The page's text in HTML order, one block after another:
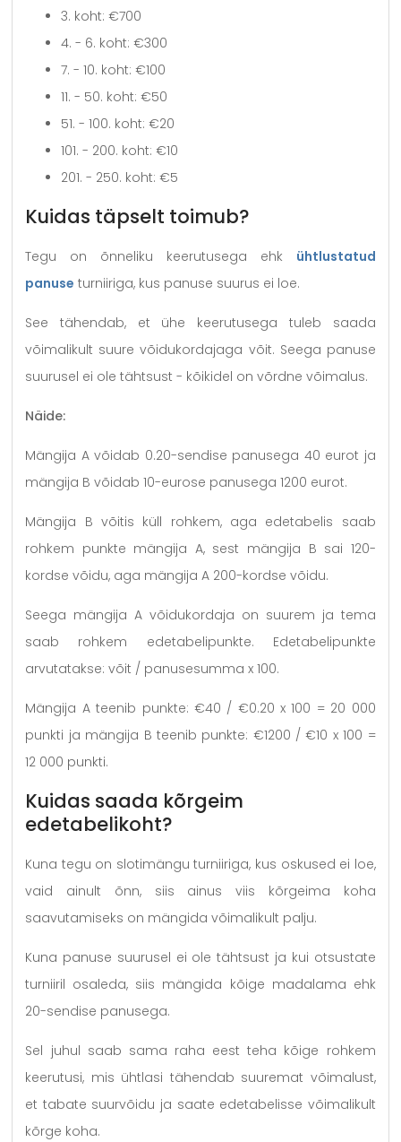
3. koht: €700
4. - 6. koht: €300
7. - 10. koht: €100
11. - 50. koht: €50
51. - 100. koht: €20
101. - 200. koht: €10
201. - 250. koht: €5
Kuidas täpselt toimub?
Tegu on õnneliku keerutusega ehk ühtlustatud
panuse turniiriga, kus panuse suurus ei loe.
See tähendab, et ühe keerutusega tuleb saada
võimalikult suure võidukordajaga võit. Seega panuse
suurusel ei ole tähtsust - kõikidel on võrdne võimalus.
Näide:
Mängija A võidab 0.20-sendise panusega 40 eurot ja
mängija B võidab 10-eurose panusega 1200 eurot.
Mängija B võitis küll rohkem, aga edetabelis saab
rohkem punkte mängija A, sest mängija B sai 120-
kordse võidu, aga mängija A 200-kordse võidu.
Seega mängija A võidukordaja on suurem ja tema
saab rohkem edetabelipunkte. Edetabelipunkte
arvutatakse: võit / panusesumma x 100.
Mängija A teenib punkte: €40 / €0.20 x 100 = 20 000
punkti ja mängija B teenib punkte: €1200 / €10 x 100 =
12 000 punkti.
Kuidas saada kõrgeim
edetabelikoht?
Kuna tegu on slotimängu turniiriga, kus oskused ei loe,
vaid ainult õnn, siis ainus viis kõrgeima koha
saavutamiseks on mängida võimalikult palju.
Kuna panuse suurusel ei ole tähtsust ja kui otsustate
turniiril osaleda, siis mängida kõige madalama ehk
20-sendise panusega.
Sel juhul saab sama raha eest teha kõige rohkem
keerutusi, mis ühtlasi tähendab suuremat võimalust,
et tabate suurvõidu ja saate edetabelisse võimalikult
kõrge koha.